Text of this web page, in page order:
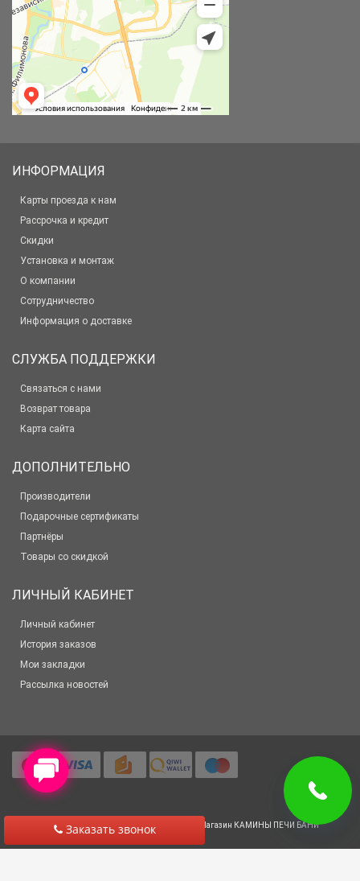
Заказать звонок
ИНФОРМАЦИЯ
Карты проезда к нам
Рассрочка и кредит
Скидки
Установка и монтаж
О компании
Сотрудничество
Информация о доставке
СЛУЖБА ПОДДЕРЖКИ
Связаться с нами
Возврат товара
Карта сайта
ДОПОЛНИТЕЛЬНО
Производители
Подарочные сертификаты
Партнёры
Товары со скидкой
ЛИЧНЫЙ КАБИНЕТ
Личный кабинет
История заказов
Мои закладки
Рассылка новостей
© 2012-2025 Все права защищены Салон-Магазин КАМИНЫ ПЕЧИ БАНИ